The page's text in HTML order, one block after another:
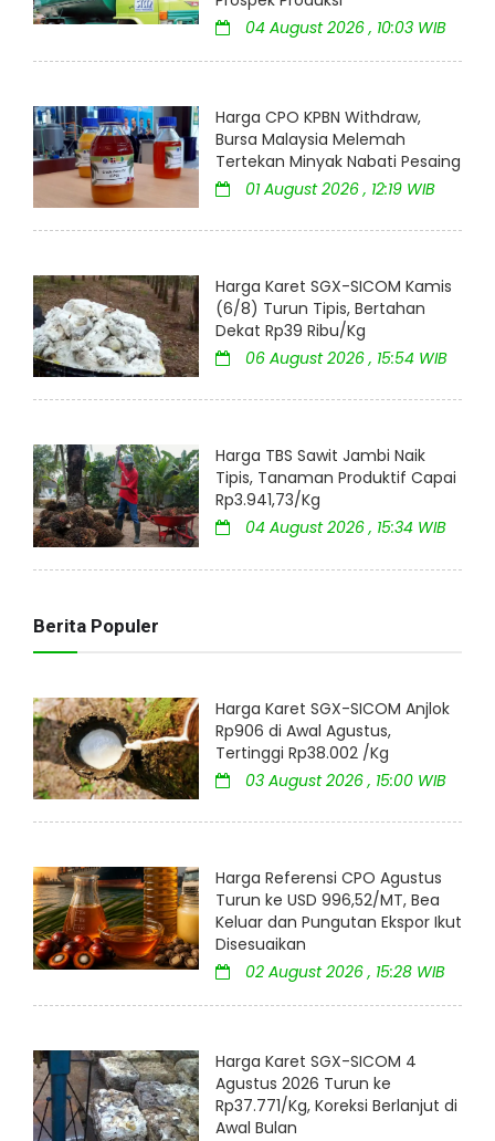
04 August 2026 , 10:03 WIB
Harga CPO KPBN Withdraw,
Bursa Malaysia Melemah
Tertekan Minyak Nabati Pesaing
01 August 2026 , 12:19 WIB
Harga Karet SGX-SICOM Kamis
(6/8) Turun Tipis, Bertahan
Dekat Rp39 Ribu/Kg
06 August 2026 , 15:54 WIB
Harga TBS Sawit Jambi Naik
Tipis, Tanaman Produktif Capai
Rp3.941,73/Kg
04 August 2026 , 15:34 WIB
Berita Populer
Harga Karet SGX-SICOM Anjlok
Rp906 di Awal Agustus,
Tertinggi Rp38.002 /Kg
03 August 2026 , 15:00 WIB
Harga Referensi CPO Agustus
Turun ke USD 996,52/MT, Bea
Keluar dan Pungutan Ekspor Ikut
Disesuaikan
02 August 2026 , 15:28 WIB
Harga Karet SGX-SICOM 4
Agustus 2026 Turun ke
Rp37.771/Kg, Koreksi Berlanjut di
Awal Bulan